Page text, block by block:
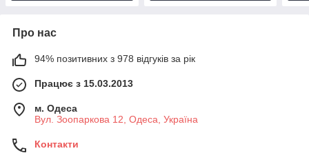
Про нас
94% позитивних з 978 відгуків за рік
Працює з 15.03.2013
м. Одеса
Вул. Зоопаркова 12, Одеса, Україна
Контакти